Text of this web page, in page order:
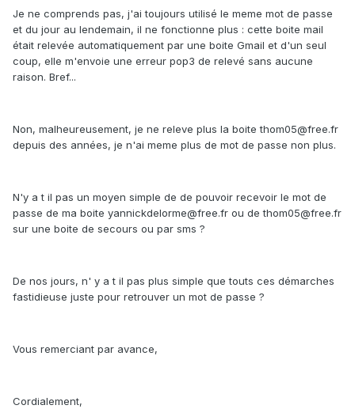
Je ne comprends pas, j'ai toujours utilisé le meme mot de passe
et du jour au lendemain, il ne fonctionne plus : cette boite mail
était relevée automatiquement par une boite Gmail et d'un seul
coup, elle m'envoie une erreur pop3 de relevé sans aucune
raison. Bref...
Non, malheureusement, je ne releve plus la boite thom05@free.fr
depuis des années, je n'ai meme plus de mot de passe non plus.
N'y a t il pas un moyen simple de de pouvoir recevoir le mot de
passe de ma boite yannickdelorme@free.fr ou de thom05@free.fr
sur une boite de secours ou par sms ?
De nos jours, n' y a t il pas plus simple que touts ces démarches
fastidieuse juste pour retrouver un mot de passe ?
Vous remerciant par avance,
Cordialement,